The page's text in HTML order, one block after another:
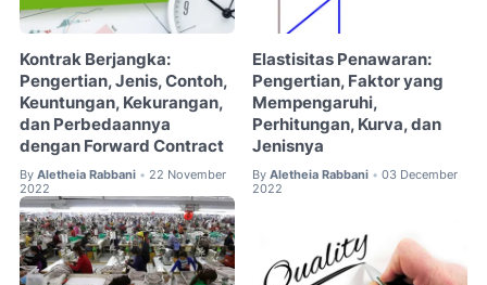
Kontrak Berjangka:
Pengertian, Jenis, Contoh,
Keuntungan, Kekurangan,
dan Perbedaannya
dengan Forward Contract
By Aletheia Rabbani • 22 November
2022
Elastisitas Penawaran:
Pengertian, Faktor yang
Mempengaruhi,
Perhitungan, Kurva, dan
Jenisnya
By Aletheia Rabbani • 03 December
2022